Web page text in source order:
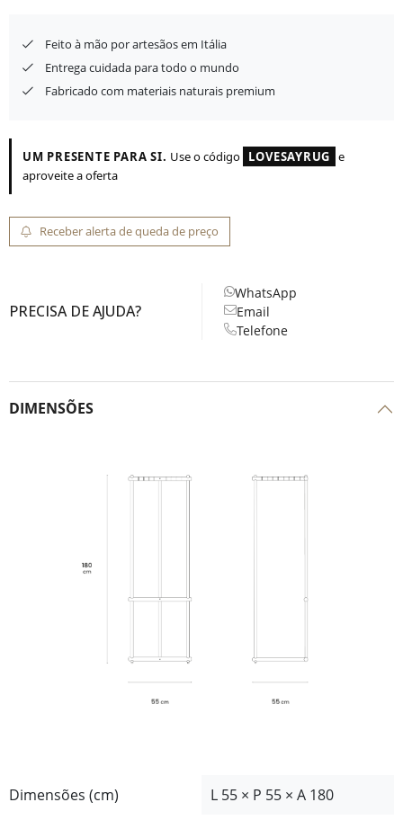
Feito à mão por artesãos em Itália
Entrega cuidada para todo o mundo
Fabricado com materiais naturais premium
UM PRESENTE PARA SI. Use o código LOVESAYRUG e
aproveite a oferta
Receber alerta de queda de preço
PRECISA DE AJUDA?
WhatsApp
Email
Telefone
DIMENSÕES
Dimensões (cm) L 55 × P 55 × A 180